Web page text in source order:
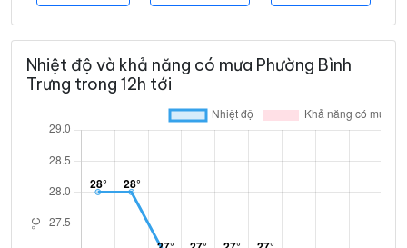
Nhiệt độ và khả năng có mưa Phường Bình
Trưng trong 12h tới